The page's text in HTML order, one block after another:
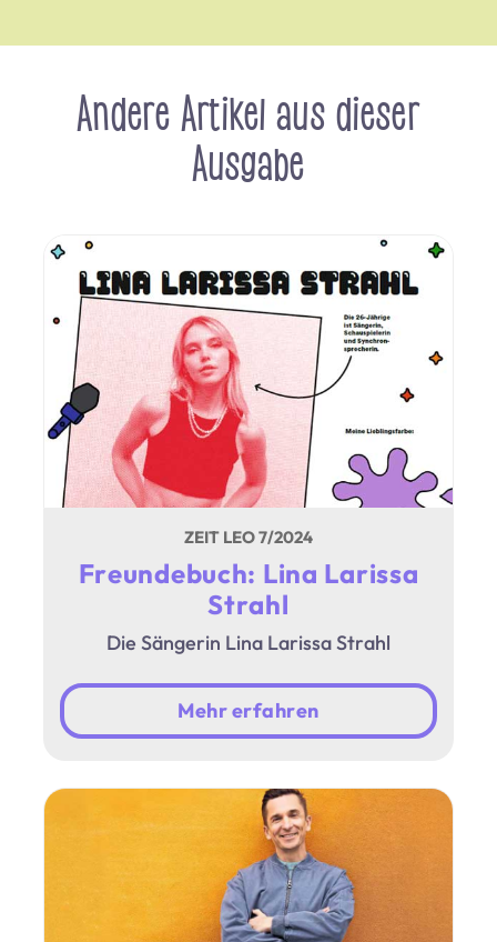
Andere Artikel aus dieser
Ausgabe
ZEIT LEO 7/2024
Freundebuch: Lina Larissa
Strahl
Die Sängerin Lina Larissa Strahl
Mehr erfahren